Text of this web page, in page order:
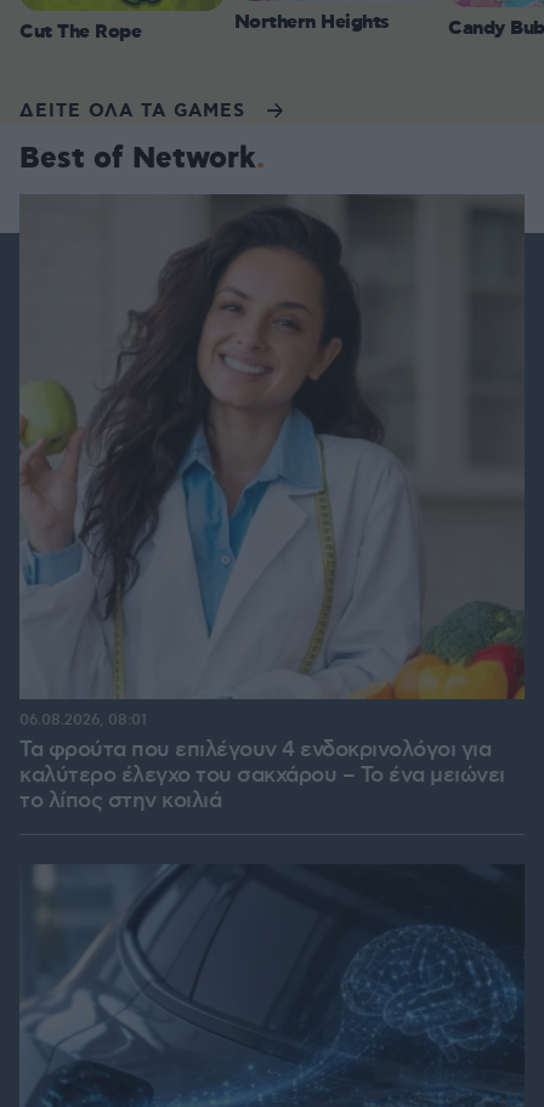
Cut The Rope Northern Heights Candy
ΔΕΙΤΕ ΟΛΑ ΤΑ GAMES
Best of Network
Τα φρούτα που επιλέγουν 4 ενδοκρινολόγοι για
καλύτερο έλεγχο του σακχάρου – Το ένα μειώνει
το λίπος στην κοιλιά
06.08.2026, 08:01